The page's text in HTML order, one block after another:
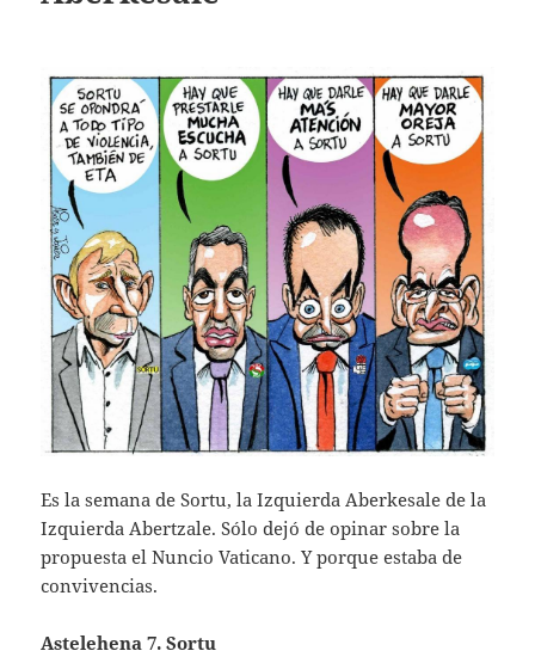
Es la semana de Sortu, la Izquierda Aberkesale de la
Izquierda Abertzale. Sólo dejó de opinar sobre la
propuesta el Nuncio Vaticano. Y porque estaba de
convivencias.
Astelehena 7. Sortu